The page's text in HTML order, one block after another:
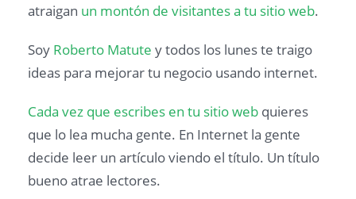
atraigan un montón de visitantes a tu sitio web.
Soy Roberto Matute y todos los lunes te traigo
ideas para mejorar tu negocio usando internet.
Cada vez que escribes en tu sitio web quieres
que lo lea mucha gente. En Internet la gente
decide leer un artículo viendo el título. Un título
bueno atrae lectores.